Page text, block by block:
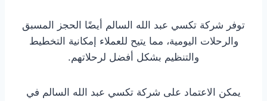
توفر شركة تكسي عبد الله السالم أيضًا الحجز المسبق
والرحلات اليومية، مما يتيح للعملاء إمكانية التخطيط
والتنظيم بشكل أفضل لرحلاتهم.
يمكن الاعتماد على شركة تكسي عبد الله السالم في